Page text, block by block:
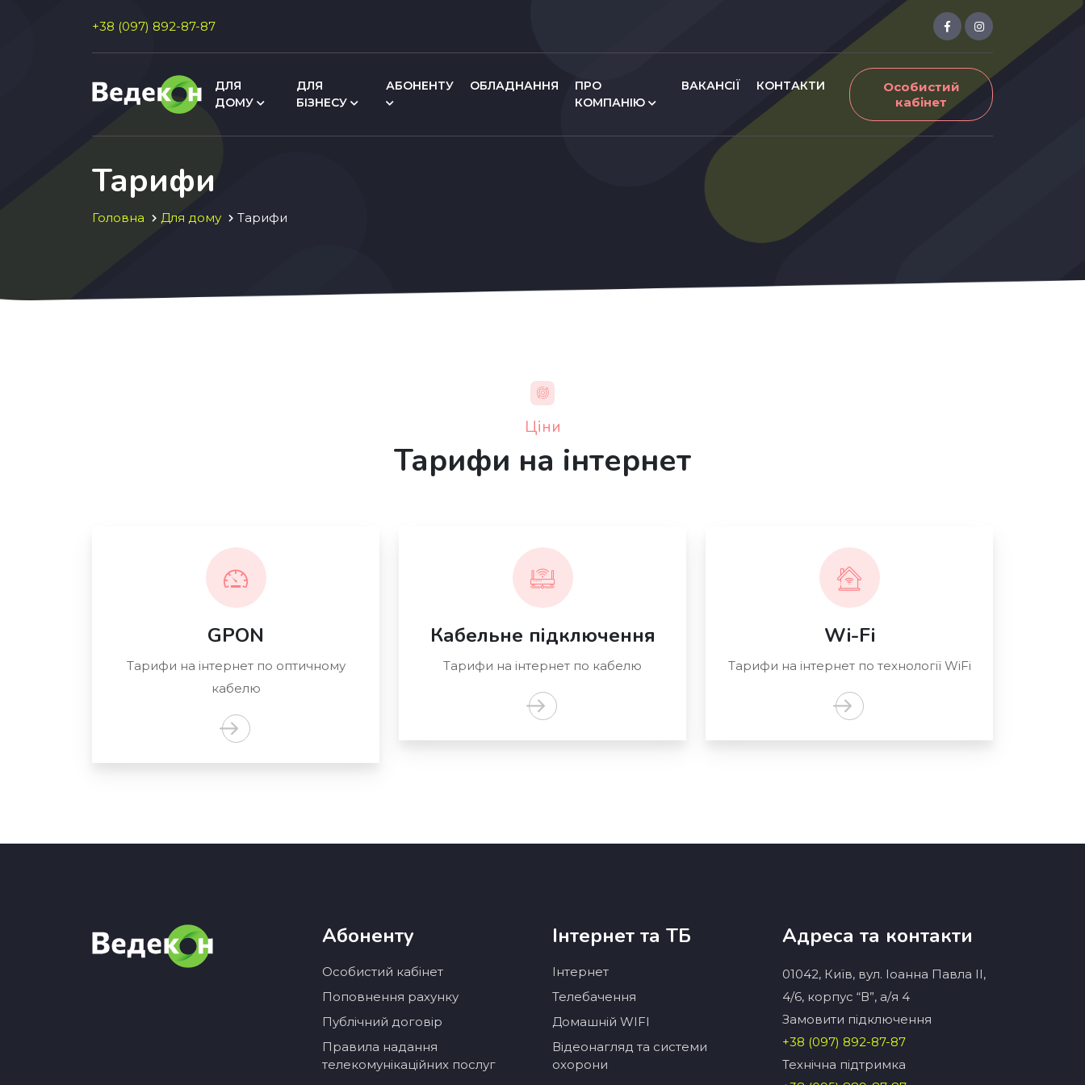
+38 (097) 892-87-87
ДЛЯ
ДОМУ
ДЛЯ
БІЗНЕСУ
АБОНЕНТУ ОБЛАДНАННЯ
ПРО
КОМПАНІЮ
ВАКАНСІЇ КОНТАКТИ
Особистий
кабінет
Тарифи
Головна Для дому Тарифи
Ціни
Тарифи на інтернет
GPON
Тарифи на інтернет по оптичному
кабелю
Кабельне підключення
Тарифи на інтернет по кабелю
Wi-Fi
Тарифи на інтернет по технології WiFi
Абоненту
Особистий кабінет
Поповнення рахунку
Публічний договір
Правила надання
телекомунікаційних послуг
Інтернет та ТБ
Інтернет
Телебачення
Домашній WIFI
Відеонагляд та системи
охорони
Адреса та контакти
01042, Київ, вул. Іоанна Павла ІІ,
4/6, корпус “В”, а/я 4
Замовити підключення
+38 (097) 892-87-87
Технічна підтримка